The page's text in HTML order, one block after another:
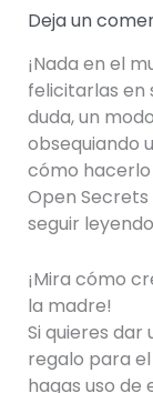
Deja un
¡Nada en el
felicitarlas en
duda, un
obsequiando
cómo
Open Secrets
seguir
¡Mira cómo
la madre!
Si quieres
regalo para
hagas uso de